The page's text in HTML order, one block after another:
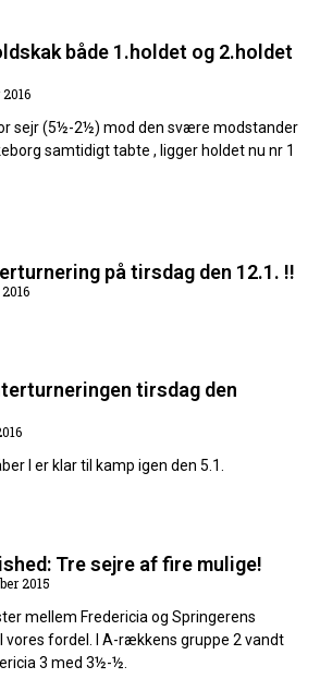
både 1.holdet og 2.holdet
sejr (5½-2½) mod den svære modstander
samtidigt tabte , ligger holdet nu nr 1
på tirsdag den 12.1. !!
tirsdag den
I er klar til kamp igen den 5.1.
Tre sejre af fire mulige!
2015
mellem Fredericia og Springerens
vores fordel. I A-rækkens gruppe 2 vandt
3 med 3½-½.